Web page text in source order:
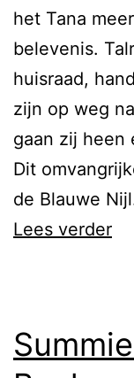
het Tana
belevenis.
huisraad,
zijn op weg
gaan zij heen
Dit
de Blauwe
Lees verder
Nijl